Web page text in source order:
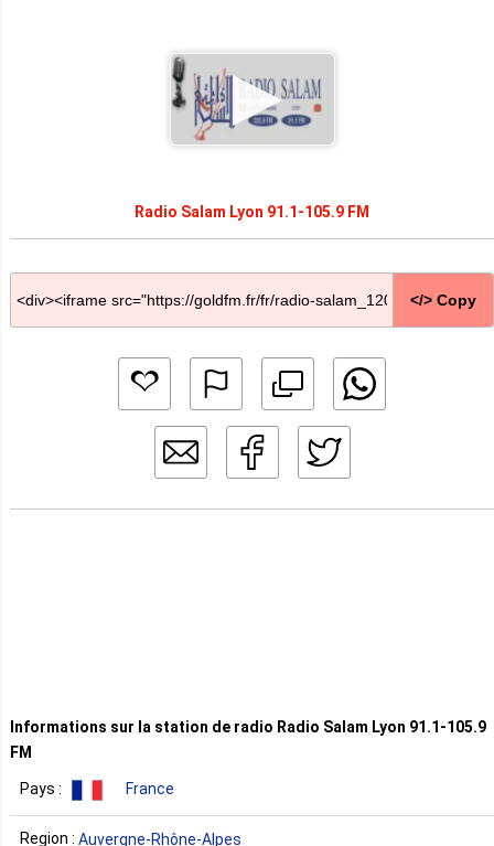
Radio Salam Lyon 91.1-105.9 FM
</> Copy
Informations sur la station de radio Radio Salam Lyon 91.1-105.9
FM
Pays : France
Region : Auvergne-Rhône-Alpes